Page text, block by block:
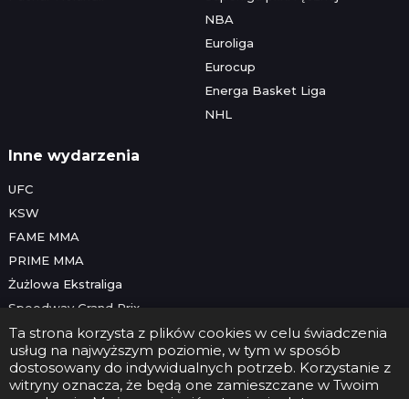
Ta strona korzysta z plików cookies w celu świadczenia
usług na najwyższym poziomie, w tym w sposób
dostosowany do indywidualnych potrzeb. Korzystanie z
witryny oznacza, że będą one zamieszczane w Twoim
NBA
Euroliga
Eurocup
Energa Basket Liga
NHL
Inne wydarzenia
UFC
KSW
FAME MMA
PRIME MMA
Żużlowa Ekstraliga
Speedway Grand Prix
Skoki narciarskie
Copyright © 2026 Futbolwtv.pl